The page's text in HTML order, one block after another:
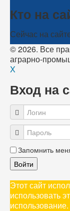
Кто на
Сейчас на
© 2026. Все
аграрно-
X
Вход на
Запомнить
Войти
Этот сайт
использовать